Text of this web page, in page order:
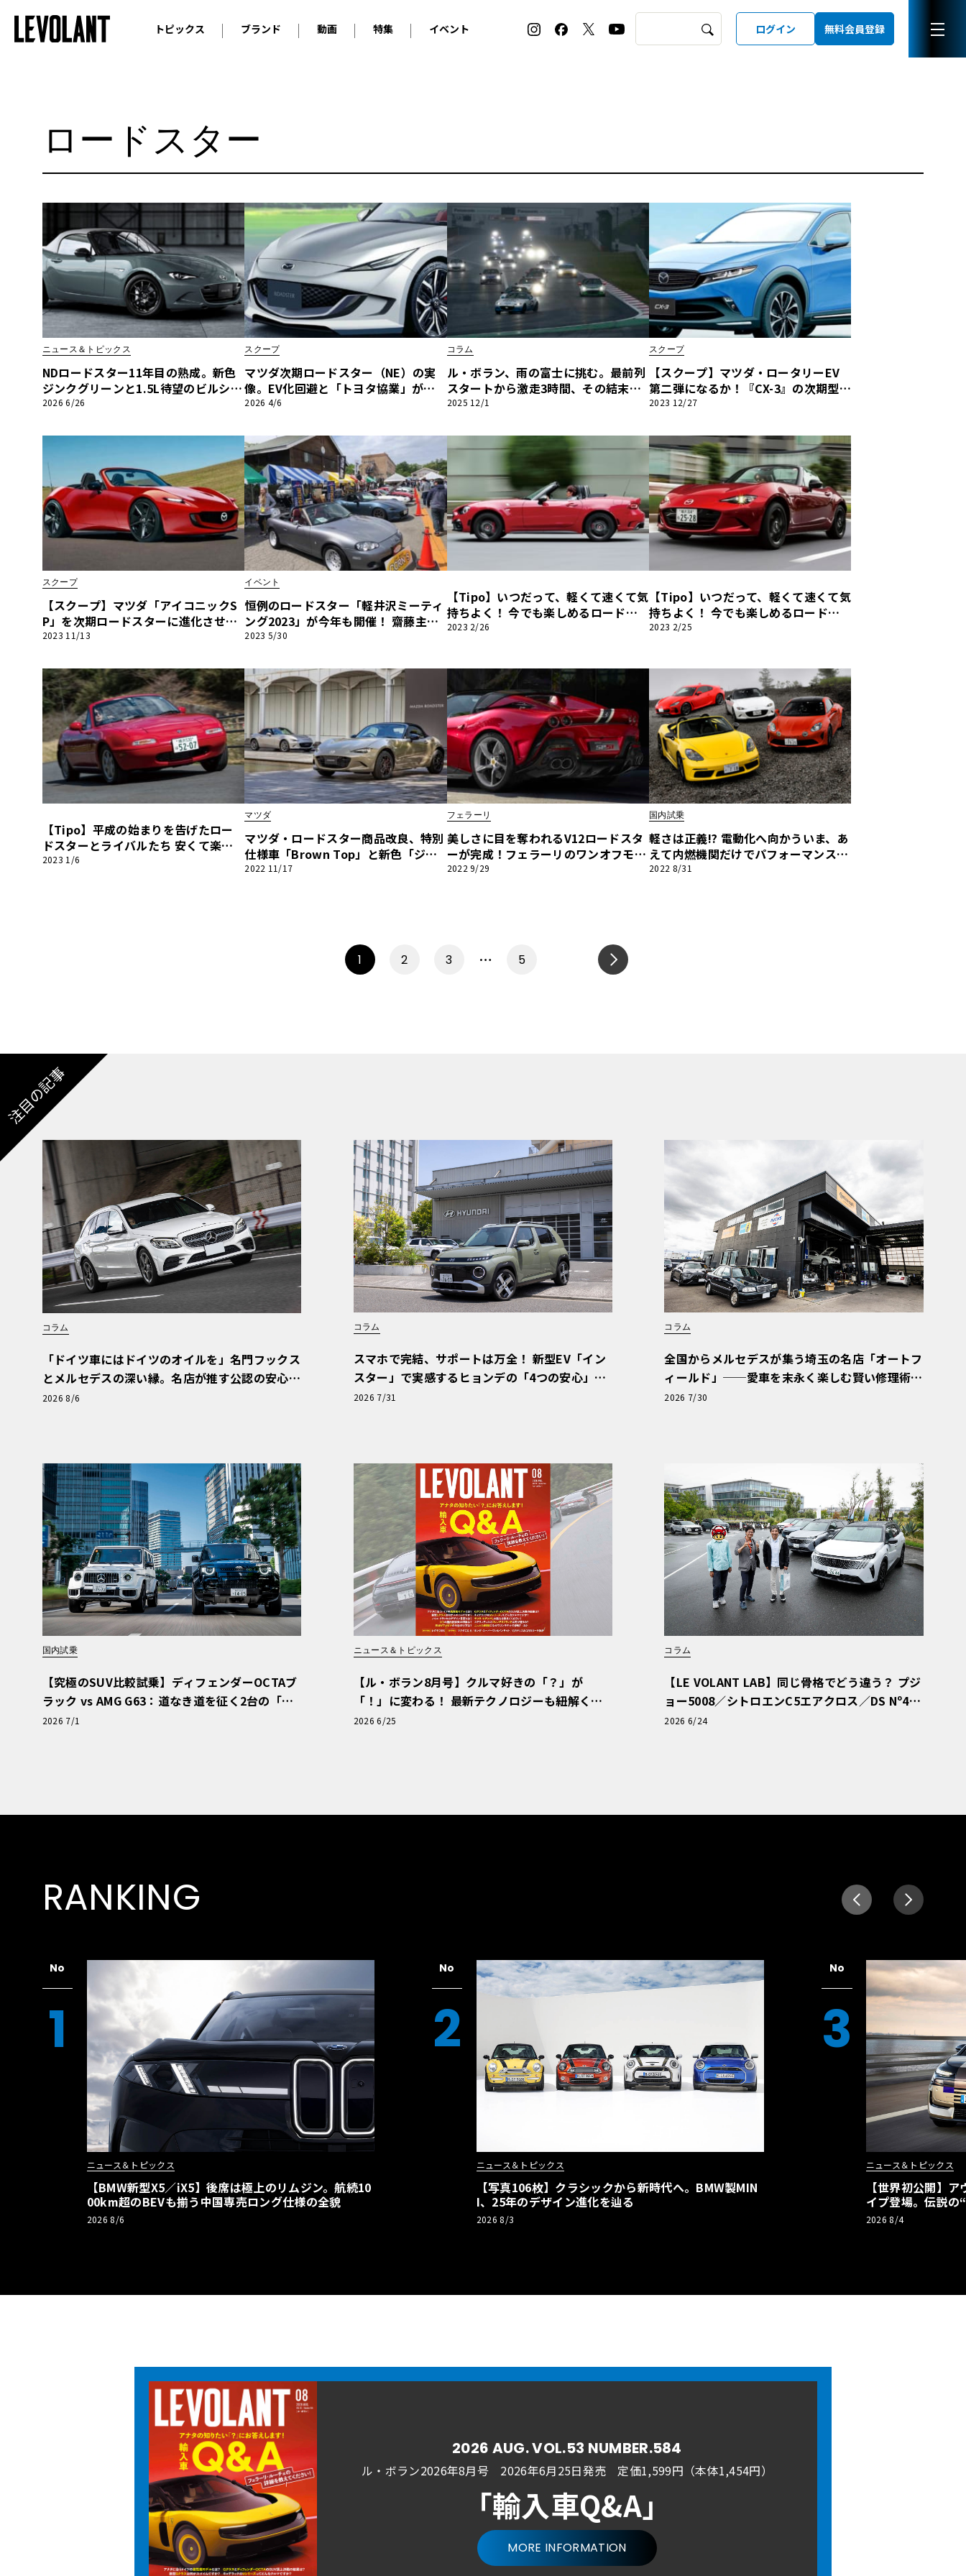
トピックス
コラム
ブランド
ベントレー
ケータハム
ジャガー
ランドローバー
ロータス
マクラーレン
MINI
モーガン
ロールス・ロイス
ボルボ
キャデラック
シボレー
ジープ
テスラ
ヒョンデ
BYD
その他
国産車
三菱
スズキ
光岡
その他
動画 特集 イベント ログイン 無料会員登録
ロードスター
ニュース＆トピックス
NDロードスター11年目の熟成。新色
ジンクグリーンと1.5L待望のビルシュ
タイン「PS」に宿るマツダの執念
2026 6/26
スクープ
マツダ次期ロードスター（NE）の実
像。EV化回避と「トヨタ協業」が導
く次世代の生存戦略
2026 4/6
コラム
ル・ボラン、雨の富士に挑む。最前列
スタートから激走3時間、その結末
は？【第36回メディア対抗ロードスタ
2025 12/1
スクープ
【スクープ】マツダ・ロータリーEV
第二弾になるか！『CX-3』の次期型は
満を持して9年ぶり世代交代へ！
2023 12/27
スクープ
【スクープ】マツダ「アイコニックS
P」を次期ロードスターに進化させる
とこうなる！
2023 11/13
イベント
恒例のロードスター「軽井沢ミーティ
ング2023」が今年も開催！ 齋藤主査
から「990S」に関するサプライズ発
2023 5/30
【Tipo】いつだって、軽くて速くて気
持ちよく！ 今でも楽しめるロードス
ターとライバルたち『アバルト124ス
2023 2/26
【Tipo】いつだって、軽くて速くて気
持ちよく！ 今でも楽しめるロードス
ターとライバルたち『NDロードスタ
2023 2/25
【Tipo】平成の始まりを告げたロー
ドスターとライバルたち―― 安くて楽し
い、FRスポーツの楽しさ満載『ユーノ
2023 1/6
マツダ
マツダ・ロードスター商品改良、特別
仕様車「Brown Top」と新色「ジル
コンサンドメタリック」が追加
2022 11/17
フェラーリ
美しさに目を奪われるV12ロードスタ
ーが完成！フェラーリのワンオフモデ
ル最新作「SP51」が公開に！
2022 9/29
国内試乗
軽さは正義――⁉ 電動化へ向かういま、あ
えて内燃機関だけでパフォーマンスを
追求するライトウェイトスポーツを召
2022 8/31
1 2 3 … 5 NEXT
注目の記事
コラム
「ドイツ車にはドイツのオイルを」名門フックス
とメルセデスの深い縁。名店が推す公認の安心
と、Cクラスで味わうシルキーな走り〈PR〉
2026 8/6
コラム
スマホで完結、サポートは万全！ 新型EV「イン
スター」で実感するヒョンデの「4つの安心」
【第1回・ヒョンデ6つの疑問：Why? Hyunda
2026 7/31
コラム
全国からメルセデスが集う埼玉の名店「オートフ
ィールド」──愛車を末永く楽しむ賢い修理術
と、プロがフックス製オイルを選ぶ理由〈PR〉
2026 7/30
国内試乗
【究極のSUV比較試乗】ディフェンダーOCTAブ
ラック vs AMG G63：道なき道を征く2台の「対
極的アプローチ」
2026 7/1
ニュース＆トピックス
【ル・ボラン8月号】クルマ好きの「？」が
「！」に変わる！ 最新テクノロジーも紐解く
「輸入車Q&A」
2026 6/25
コラム
【LE VOLANT LAB】同じ骨格でどう違う？ プジ
ョー5008／シトロエンC5エアクロス／DS Nº4
読者一気乗りレポート
2026 6/24
RANKING
No
1
ニュース＆トピックス
【BMW新型X5／iX5】後席は極上のリムジン。航続10
00km超のBEVも揃う中国専売ロング仕様の全貌
2026 8/6
No
2
ニュース＆トピックス
【写真106枚】クラシックから新時代へ。BMW製MIN
I、25年のデザイン進化を辿る
2026 8/3
No
3
ニュース＆トピックス
【世界初公開】
イプ登場。伝説の
リーBEVとして復
2026 8/4
2026 AUG. VOL.53 NUMBER.584
ル・ボラン2026年8月号 2026年6月25日発売 定価1,599円（本体1,454円）
「輸入車Q&A」
MORE INFORMATION